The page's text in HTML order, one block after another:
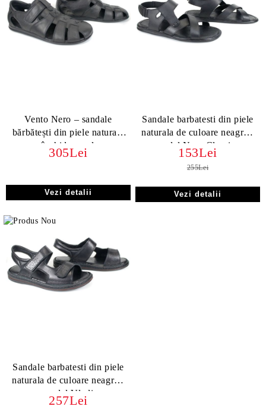
Vento Nero – sandale
bărbătești din piele naturală
cu închidere velcro
305Lei
Vezi detalii
Sandale barbatesti din piele
naturala de culoare neagra -
model Nero Classico
153Lei
255Lei
Vezi detalii
Sandale barbatesti din piele
naturala de culoare neagra -
model Vladi
257Lei